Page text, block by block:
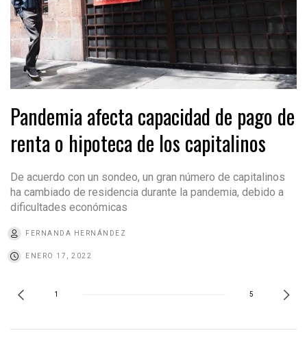
Pandemia afecta capacidad de pago de
renta o hipoteca de los capitalinos
De acuerdo con un sondeo, un gran número de capitalinos
ha cambiado de residencia durante la pandemia, debido a
dificultades económicas
FERNANDA HERNÁNDEZ
ENERO 17, 2022
1 5